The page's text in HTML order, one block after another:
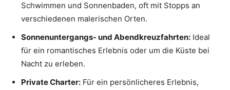
Schwimmen und Sonnenbaden, oft mit Stopps an
verschiedenen malerischen Orten.
Sonnenuntergangs- und Abendkreuzfahrten: Ideal
für ein romantisches Erlebnis oder um die Küste bei
Nacht zu erleben.
Private Charter: Für ein persönlicheres Erlebnis,